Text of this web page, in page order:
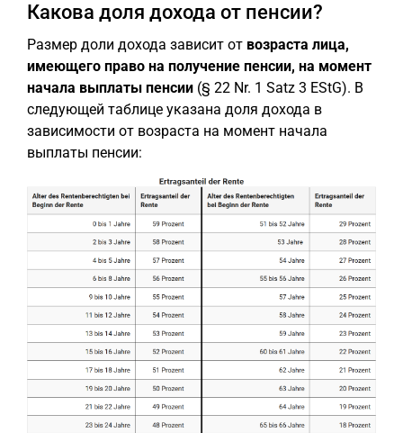
Какова доля дохода от пенсии?
Размер доли дохода зависит от возраста лица,
имеющего право на получение пенсии, на момент
начала выплаты пенсии (§ 22 Nr. 1 Satz 3 EStG). В
следующей таблице указана доля дохода в
зависимости от возраста на момент начала
выплаты пенсии: